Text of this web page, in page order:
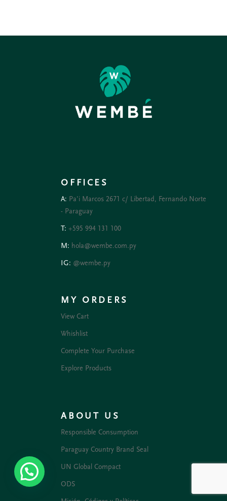
OFFICES
A: Pa'i Marcos 2671 c/ Libertad, Fernando Norte
- Paraguay
T:+595 994 131 100
M: hola@wembe.com.py
IG: @wembe.py
MY ORDERS
View Cart
Whishlist
Complete Your Purchase
Explore Products
ABOUT US
Responsible Consumption
Paraguay Country Brand Seal
UN Global Compact
ODS